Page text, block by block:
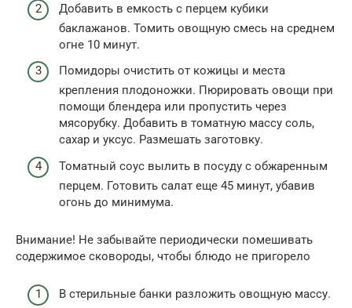
Добавить в емкость с перцем кубики
баклажанов. Томить овощную смесь на среднем
огне 10 минут.
Помидоры очистить от кожицы и места
крепления плодоножки. Пюрировать овощи при
помощи блендера или пропустить через
мясорубку. Добавить в томатную массу соль,
сахар и уксус. Размешать заготовку.
Томатный соус вылить в посуду с обжаренным
перцем. Готовить салат еще 45 минут, убавив
огонь до минимума.
Внимание! Не забывайте периодически помешивать
содержимое сковороды, чтобы блюдо не пригорело
В стерильные банки разложить овощную массу.